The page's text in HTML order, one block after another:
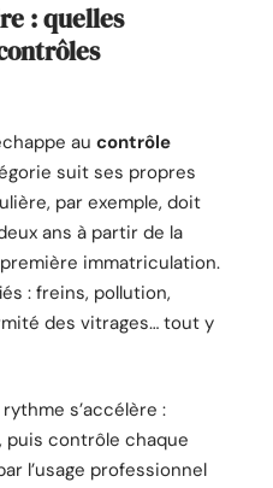
: quelles
au contrôle
suit ses propres
par exemple, doit
ans à partir de la
immatriculation.
: freins, pollution,
des vitrages… tout y
rythme s’accélère :
puis contrôle chaque
l’usage professionnel